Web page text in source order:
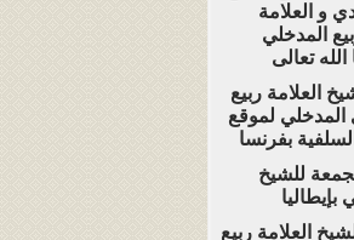
و العلامة
المدخلي
تعالى
العلامة ربيع
المدخلي لموقع
بفرنسا
للشيخ
بإيطاليا
العلامة ربيع